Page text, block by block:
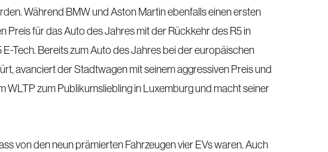
Während BMW und Aston Martin ebenfalls einen ersten
Preis für das Auto des Jahres mit der Rückkehr des R5 in
Tech. Bereits zum Auto des Jahres bei der europäischen
avanciert der Stadtwagen mit seinem aggressiven Preis und
WLTP zum Publikumsliebling in Luxemburg und macht seiner
von den neun prämierten Fahrzeugen vier EVs waren. Auch